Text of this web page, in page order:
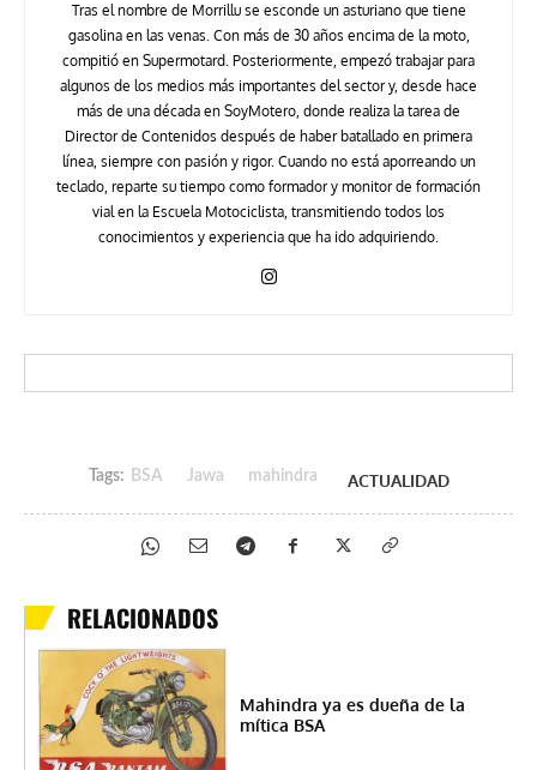
Tras el nombre de Morrillu se esconde un asturiano que tiene
gasolina en las venas. Con más de 30 años encima de la moto,
compitió en Supermotard. Posteriormente, empezó trabajar para
algunos de los medios más importantes del sector y, desde hace
más de una década en SoyMotero, donde realiza la tarea de
Director de Contenidos después de haber batallado en primera
línea, siempre con pasión y rigor. Cuando no está aporreando un
teclado, reparte su tiempo como formador y monitor de formación
vial en la Escuela Motociclista, transmitiendo todos los
conocimientos y experiencia que ha ido adquiriendo.
Tags: BSA Jawa mahindra ACTUALIDAD
RELACIONADOS
Mahindra ya es dueña de la
mítica BSA